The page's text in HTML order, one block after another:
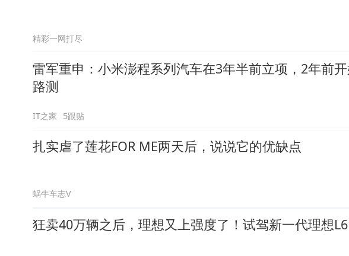
精彩一网打尽
雷军重申：小米澎程系列汽车在3年半前立项，2年前
路测
IT之家 5跟贴
扎实虐了莲花FOR ME两天后，说说它的优缺点
蜗牛车志V
狂卖40万辆之后，理想又上强度了！试驾新一代理想L6